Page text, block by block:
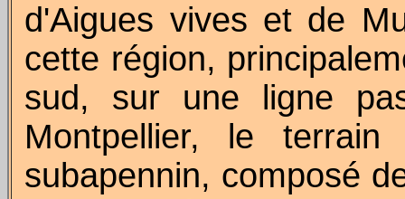
d'Aigues vives et de
cette région,
sud, sur une ligne
Montpellier, le
subapennin, composé